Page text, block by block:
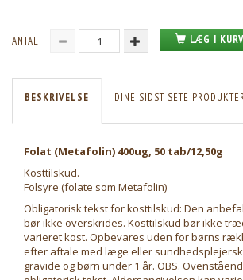
ANTAL LÆG I KURV
BESKRIVELSE DINE SIDST SETE
Folat (Metafolin) 400ug, 50 tab/12,50g
Kosttilskud.
Folsyre (folate som Metafolin)
Obligatorisk tekst for kosttilskud: Den
bør ikke overskrides. Kosttilskud bør ikke
varieret kost. Opbevares uden for børns
efter aftale med læge eller
gravide og børn under 1 år. OBS.